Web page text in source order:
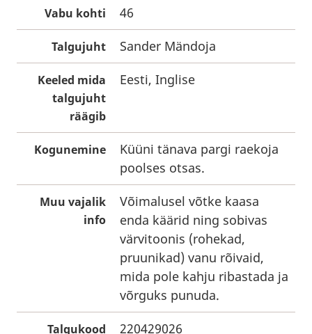
Vabu kohti 46
Talgujuht Sander Mändoja
Keeled mida
talgujuht
räägib
Eesti, Inglise
Kogunemine
Küüni tänava pargi raekoja
poolses otsas.
Muu vajalik
info
Võimalusel võtke kaasa
enda käärid ning sobivas
värvitoonis (rohekad,
pruunikad) vanu rõivaid,
mida pole kahju ribastada ja
võrguks punuda.
Talgukood 220429026